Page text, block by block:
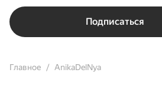
Подписаться
Главное AnikaDelNya